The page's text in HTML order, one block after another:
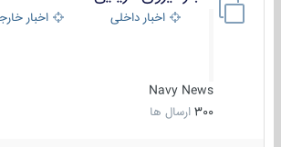
اخبار داخلی اخبار خارجی
Navy News
300 ارسال ها